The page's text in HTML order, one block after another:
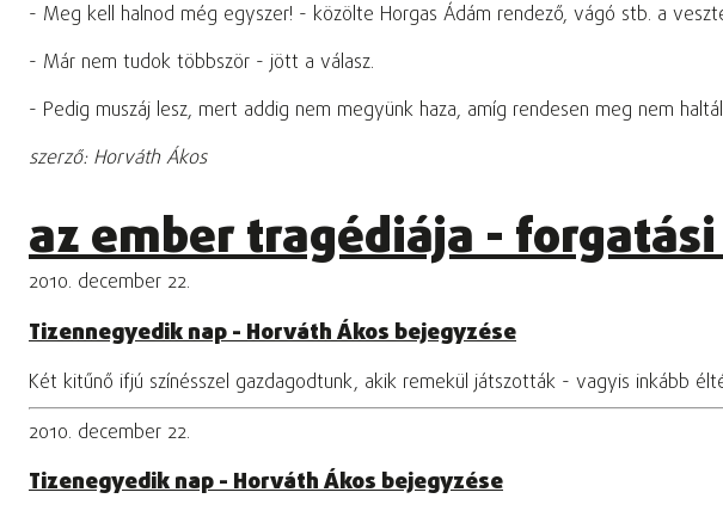
- Meg kell halnod még egyszer! - közölte Horgas Ádám rendező, vágó stb. a
- Már nem tudok többször - jött a válasz.
- Pedig muszáj lesz, mert addig nem megyünk haza, amíg rendesen meg nem
szerző: Horváth Ákos
az ember tragédiája -
2010. december 22.
Tizennegyedik nap - Horváth Ákos bejegyzése
Két kitűnő ifjú színésszel gazdagodtunk, akik remekül játszották - vagyis inkább
2010. december 22.
Tizenegyedik nap - Horváth Ákos bejegyzése